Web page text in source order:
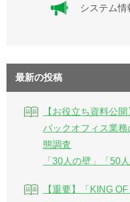
システム情
最新の投稿
【お役立ち資料公
バックオフィス業
態調査
「30人の壁」「50
【重要】「KING